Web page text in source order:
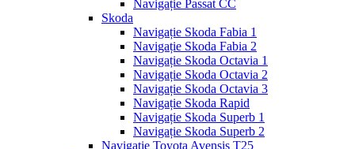
Navigație Passat CC
Skoda
Navigație Skoda Fabia 1
Navigație Skoda Fabia 2
Navigație Skoda Octavia 1
Navigație Skoda Octavia 2
Navigație Skoda Octavia 3
Navigație Skoda Rapid
Navigație Skoda Superb 1
Navigație Skoda Superb 2
Navigație Toyota Avensis T25